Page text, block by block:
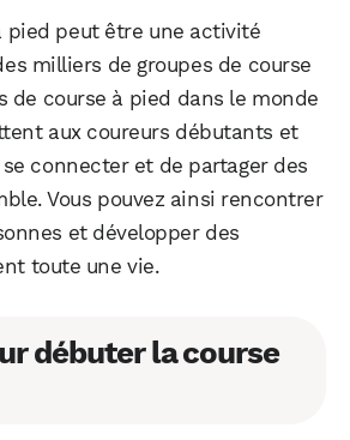
pied peut être une activité
milliers de groupes de course
de course à pied dans le monde
aux coureurs débutants et
connecter et de partager des
Vous pouvez ainsi rencontrer
et développer des
toute une vie.
débuter la course